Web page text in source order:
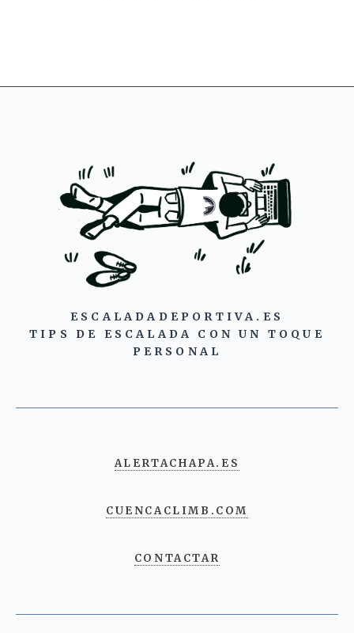
ESCALADADEPORTIVA.ES
TIPS DE ESCALADA CON UN TOQUE
PERSONAL
ALERTACHAPA.ES
CUENCACLIMB.COM
CONTACTAR